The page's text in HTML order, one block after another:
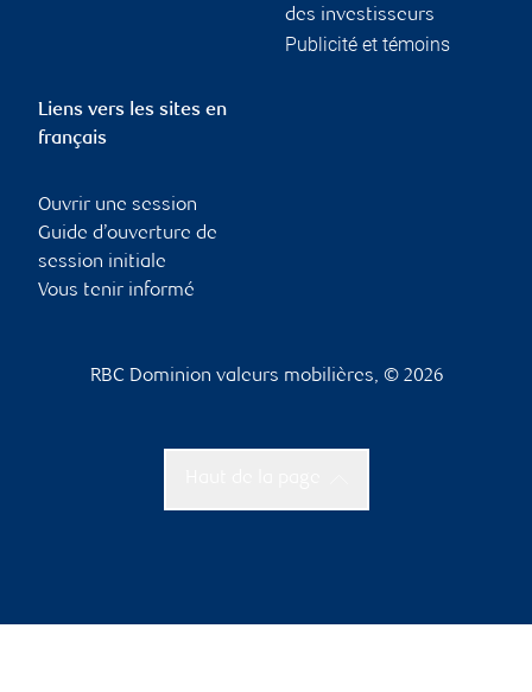
des investisseurs
Publicité et témoins
Liens vers les sites en
français
Ouvrir une session
Guide d’ouverture de
session initiale
Vous tenir informé
RBC Dominion valeurs mobilières, © 2026